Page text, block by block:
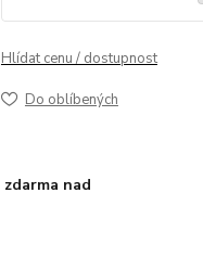
Hlídat cenu / dostupnost
Do oblíbených
nad